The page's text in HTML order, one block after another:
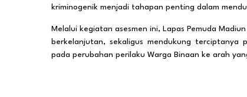
kriminogenik menjadi tahapan penting dalam
Melalui kegiatan asesmen ini, Lapas Pemuda
berkelanjutan, sekaligus mendukung terciptanya
pada perubahan perilaku Warga Binaan ke arah